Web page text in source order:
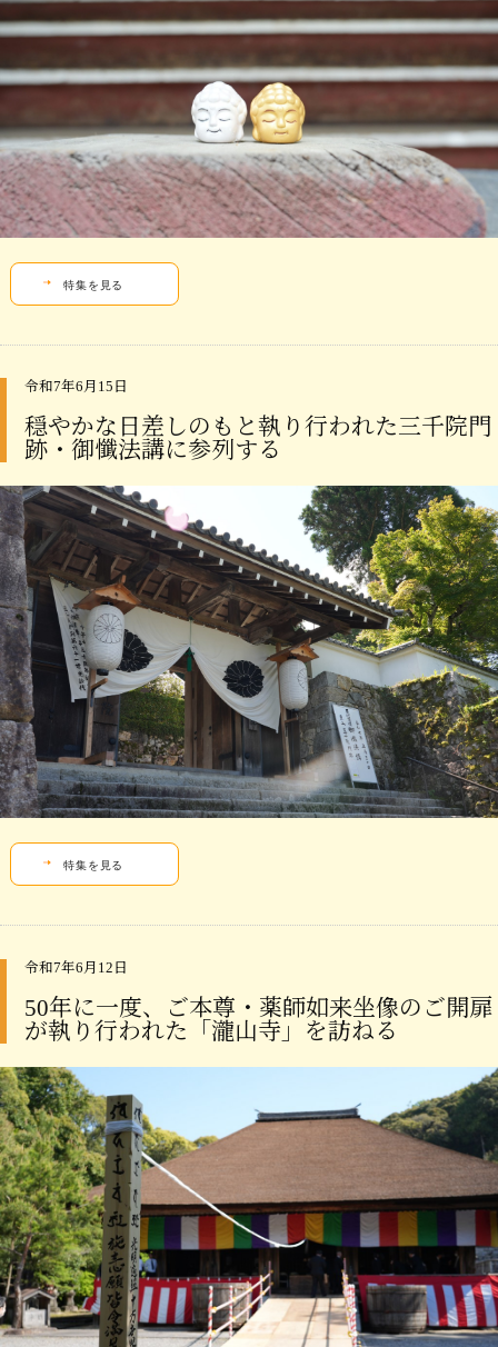
特集を見る
令和7年6月15日
穏やかな日差しのもと執り行われた三千院門
跡・御懺法講に参列する
特集を見る
令和7年6月12日
50年に一度、ご本尊・薬師如来坐像のご開扉
が執り行われた「瀧山寺」を訪ねる